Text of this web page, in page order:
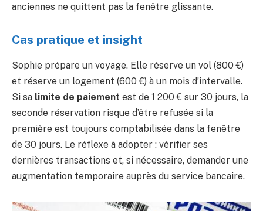
anciennes ne quittent pas la fenêtre glissante.
Cas pratique et insight
Sophie prépare un voyage. Elle réserve un vol (800 €)
et réserve un logement (600 €) à un mois d’intervalle.
Si sa limite de paiement est de 1 200 € sur 30 jours, la
seconde réservation risque d’être refusée si la
première est toujours comptabilisée dans la fenêtre
de 30 jours. Le réflexe à adopter : vérifier ses
dernières transactions et, si nécessaire, demander une
augmentation temporaire auprès du service bancaire.